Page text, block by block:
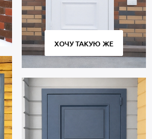
ХОЧУ ТАКУЮ ЖЕ